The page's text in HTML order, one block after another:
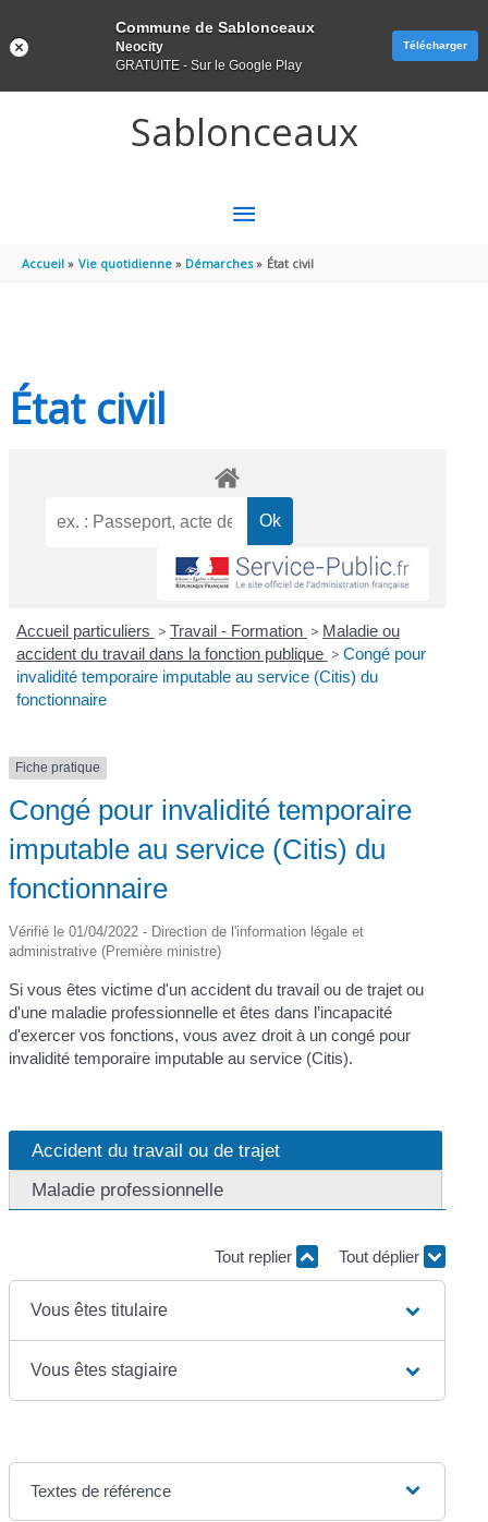
Sablonceaux
MENU
PRINCIPAL
Accueil Vie quotidienne Démarches État civil
État civil
Accueil particuliers > Travail - Formation > Maladie ou
accident du travail dans la fonction publique > Congé pour
invalidité temporaire imputable au service (Citis) du
fonctionnaire
Fiche pratique
Congé pour invalidité temporaire
imputable au service (Citis) du
fonctionnaire
Vérifié le 01/04/2022 - Direction de l'information légale et
administrative (Première ministre)
Si vous êtes victime d'un accident du travail ou de trajet ou
d'une maladie professionnelle et êtes dans l’incapacité
d'exercer vos fonctions, vous avez droit à un congé pour
invalidité temporaire imputable au service (Citis).
Accident du travail ou de trajet
Maladie professionnelle
Tout replier Tout déplier
Vous êtes titulaire
Vous êtes stagiaire
Textes de référence
Commune de Sablonceaux
Neocity
GRATUITE - Sur le Google Play
Télécharger